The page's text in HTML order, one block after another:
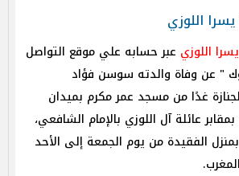
اللوزي
يسرا اللوزي عبر حسابه علي موقع التواصل
" عن وفاة والدته سوسن فؤاد
غدًا من مسجد عمر مكرم بميدان
بمقابر عائلة آل اللوزي بالإمام الشافعي،
الفقيدة من يوم الجمعة إلى الأحد